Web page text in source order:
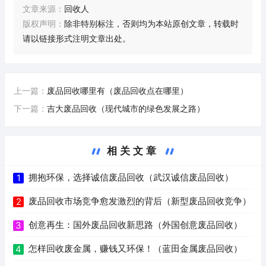
文章来源： 回收人
版权声明： 除非特别标注，否则均为本站原创文章，转载时
请以链接形式注明文章出处。
上一篇： 废品回收哪里有（废品回收点在哪里）
下一篇： 吉大废品回收（现代城市的绿色发展之路）
相关文章
1 拥抱环保，选择诚信废品回收（武汉诚信废品回收）
2 废品回收市场竞争愈发激烈的背后（新型废品回收竞争）
3 创意再生：国外废品回收新思路（外国创意废品回收）
4 怎样回收废金属，赚钱又环保！（蓝田金属废品回收）